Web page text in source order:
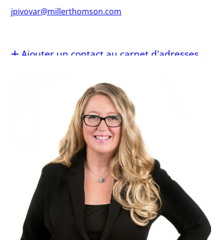
jpivovar@millerthomson.com
Ajouter un contact au carnet d'adresses